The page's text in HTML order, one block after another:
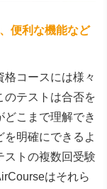
便利な機能など
コースには様々
のテストは合否を
こまで理解でき
明確にできるよ
ストの複数回受験
はそれら